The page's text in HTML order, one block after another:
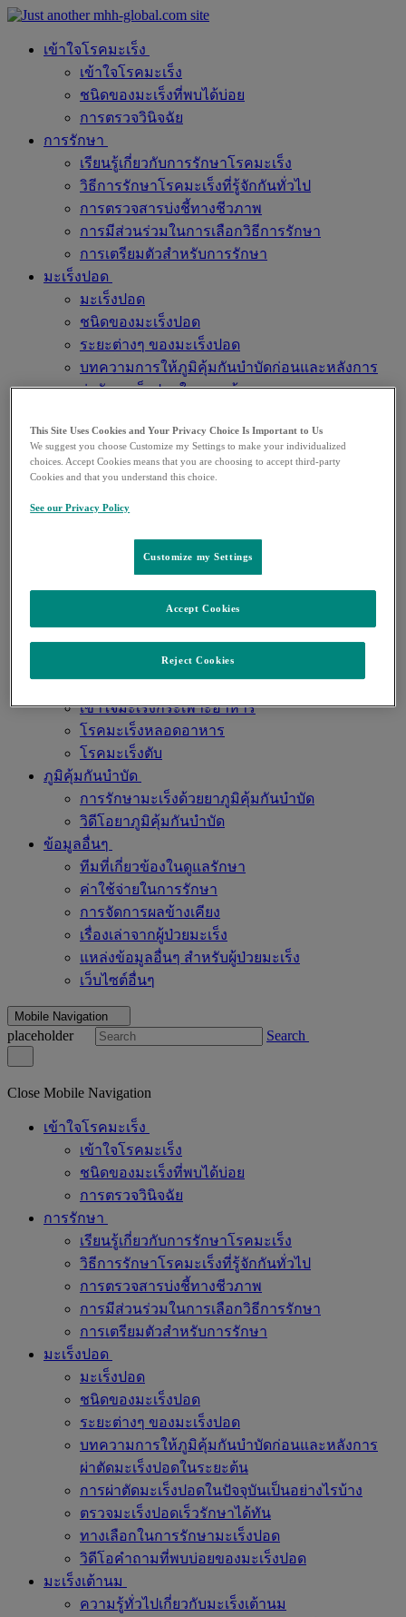
เข้าใจโรคมะเร็ง
เข้าใจโรคมะเร็ง
ชนิดของมะเร็งที่พบได้บ่อย
การตรวจวินิจฉัย
การรักษา
เรียนรู้เกี่ยวกับการรักษาโรคมะเร็ง
วิธีการรักษาโรคมะเร็งที่รู้จักกันทั่วไป
การตรวจสารบ่งชี้ทางชีวภาพ
การมีส่วนร่วมในการเลือกวิธีการรักษา
การเตรียมตัวสำหรับการรักษา
มะเร็งปอด
มะเร็งปอด
ชนิดของมะเร็งปอด
ระยะต่างๆ ของมะเร็งปอด
บทความการให้ภูมิคุ้มกันบำบัดก่อนและหลังการ
ผ่าตัดมะเร็งปอดในระยะต้น
ตรวจมะเร็งปอดเร็วรักษาได้ทัน
ทางเลือกในการรักษามะเร็งปอด
วิดีโอคำถามที่พบบ่อยของมะเร็งปอด
มะเร็งเต้านม
มะเร็งเต้านมชนิด Triple Negative
สื่อความรู้สั้นๆ
มะเร็งทางเดินอาหาร
ยาภูมิคุ้มกันบำบัดกับการรักษามะเร็งลำไส้ใหญ่
ชนิด MSI-H หรือ dMMR
โรคมะเร็งลำไส้ใหญ่และลำไส้ตรง
เข้าใจมะเร็งกระเพาะอาหาร
โรคมะเร็งหลอดอาหาร
โรคมะเร็งตับ
ภูมิคุ้มกันบำบัด
การรักษามะเร็งด้วยยาภูมิคุ้มกันบำบัด
วิดีโอยาภูมิคุ้มกันบำบัด
ข้อมูลอื่นๆ
ทีมที่เกี่ยวข้องในดูแลรักษา
ค่าใช้จ่ายในการรักษา
การจัดการผลข้างเคียง
เรื่องเล่าจากผู้ป่วยมะเร็ง
แหล่งข้อมูลอื่นๆ สำหรับผู้ป่วยมะเร็ง
เว็บไซต์อื่นๆ
Mobile Navigation
placeholder Search
Close Mobile Navigation
เข้าใจโรคมะเร็ง
เข้าใจโรคมะเร็ง
ชนิดของมะเร็งที่พบได้บ่อย
การตรวจวินิจฉัย
การรักษา
เรียนรู้เกี่ยวกับการรักษาโรคมะเร็ง
วิธีการรักษาโรคมะเร็งที่รู้จักกันทั่วไป
การตรวจสารบ่งชี้ทางชีวภาพ
การมีส่วนร่วมในการเลือกวิธีการรักษา
การเตรียมตัวสำหรับการรักษา
มะเร็งปอด
มะเร็งปอด
ชนิดของมะเร็งปอด
ระยะต่างๆ ของมะเร็งปอด
บทความการให้ภูมิคุ้มกันบำบัดก่อนและหลังการ
ผ่าตัดมะเร็งปอดในระยะต้น
การผ่าตัดมะเร็งปอดในปัจจุบันเป็นอย่างไรบ้าง
ตรวจมะเร็งปอดเร็วรักษาได้ทัน
ทางเลือกในการรักษามะเร็งปอด
วิดีโอคำถามที่พบบ่อยของมะเร็งปอด
มะเร็งเต้านม
ความรู้ทั่วไปเกี่ยวกับมะเร็งเต้านม
This Site Uses Cookies and Your Privacy Choice Is Important to Us
We suggest you choose Customize my Settings to make your individualized
choices. Accept Cookies means that you are choosing to accept third-party
Cookies and that you understand this choice.
See our Privacy Policy
Customize my Settings
Reject Cookies
Accept Cookies